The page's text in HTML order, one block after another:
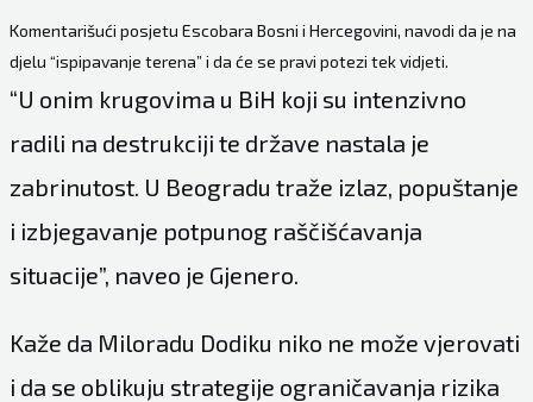
Komentarišući posjetu Escobara Bosni i Hercegovini, navodi da je na
djelu “ispipavanje terena” i da će se pravi potezi tek vidjeti.
“U onim krugovima u BiH koji su intenzivno
radili na destrukciji te države nastala je
zabrinutost. U Beogradu traže izlaz, popuštanje
i izbjegavanje potpunog raščišćavanja
situacije”, naveo je Gjenero.
Kaže da Miloradu Dodiku niko ne može vjerovati
i da se oblikuju strategije ograničavanja rizika